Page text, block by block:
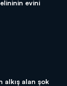
evini
alkış alan şok